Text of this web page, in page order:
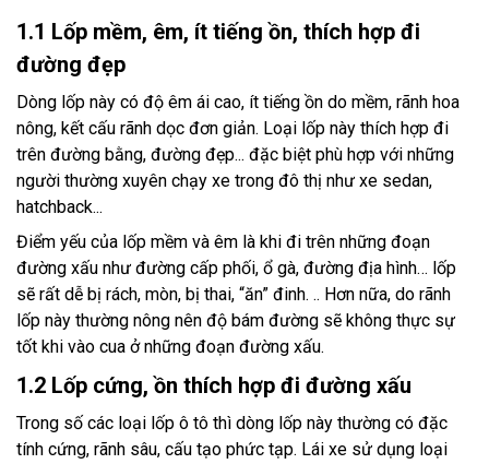
1.1 Lốp mềm, êm, ít tiếng ồn, thích hợp đi
đường đẹp
Dòng lốp này có độ êm ái cao, ít tiếng ồn do mềm, rãnh hoa
nông, kết cấu rãnh dọc đơn giản. Loại lốp này thích hợp đi
trên đường bằng, đường đẹp... đặc biệt phù hợp với những
người thường xuyên chạy xe trong đô thị như xe sedan,
hatchback...
Điểm yếu của lốp mềm và êm là khi đi trên những đoạn
đường xấu như đường cấp phối, ổ gà, đường địa hình… lốp
sẽ rất dễ bị rách, mòn, bị thai, “ăn” đinh. .. Hơn nữa, do rãnh
lốp này thường nông nên độ bám đường sẽ không thực sự
tốt khi vào cua ở những đoạn đường xấu.
1.2 Lốp cứng, ồn thích hợp đi đường xấu
Trong số các loại lốp ô tô thì dòng lốp này thường có đặc
tính cứng, rãnh sâu, cấu tạo phức tạp. Lái xe sử dụng loại